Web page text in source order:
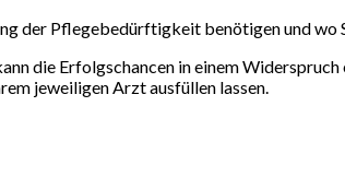
der Pflegebedürftigkeit benötigen und wo
die Erfolgschancen in einem
jeweiligen Arzt ausfüllen lassen.